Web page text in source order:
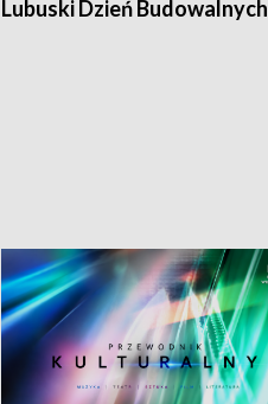
Lubuski Dzień Budowalnych